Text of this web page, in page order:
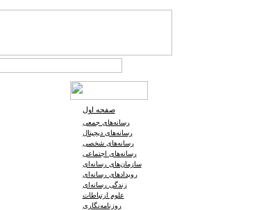
صفحه اول
رسانه‌های جمعی
رسانه‌های دیجیتال
رسانه‌های شخصی
رسانه‌های اجتماعی
سازمان‌های رسانه‌ای
رویدادهای رسانه‌ای
زندگی رسانه‌ای
علوم ارتباطات
روزنامه‌نگاری